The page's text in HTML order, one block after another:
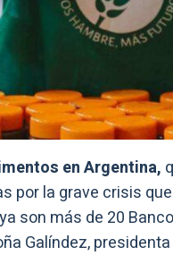
en Argentina,
por la grave crisis
son más de 20
Galíndez,